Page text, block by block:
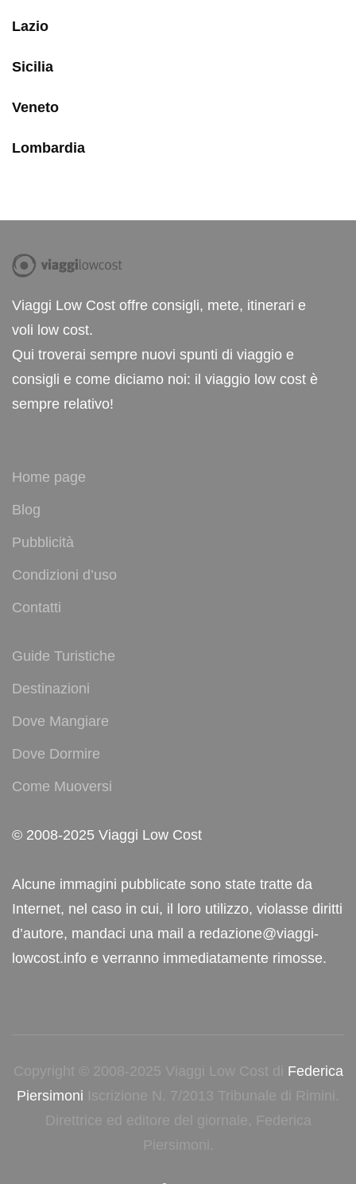
Lazio
Sicilia
Veneto
Lombardia
Viaggi Low Cost offre consigli, mete, itinerari e
voli low cost.
Qui troverai sempre nuovi spunti di viaggio e
consigli e come diciamo noi: il viaggio low cost è
sempre relativo!
Home page
Blog
Pubblicità
Condizioni d’uso
Contatti
Guide Turistiche
Destinazioni
Dove Mangiare
Dove Dormire
Come Muoversi
© 2008-2025 Viaggi Low Cost
Alcune immagini pubblicate sono state tratte da
Internet, nel caso in cui, il loro utilizzo, violasse diritti
d’autore, mandaci una mail a redazione@viaggi-
lowcost.info e verranno immediatamente rimosse.
Copyright © 2008-2025 Viaggi Low Cost di Federica
Piersimoni Iscrizione N. 7/2013 Tribunale di Rimini.
Direttrice ed editore del giornale, Federica
Piersimoni.